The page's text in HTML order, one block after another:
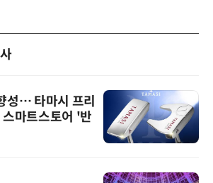
성… 타마시 프리
스마트스토어 '반